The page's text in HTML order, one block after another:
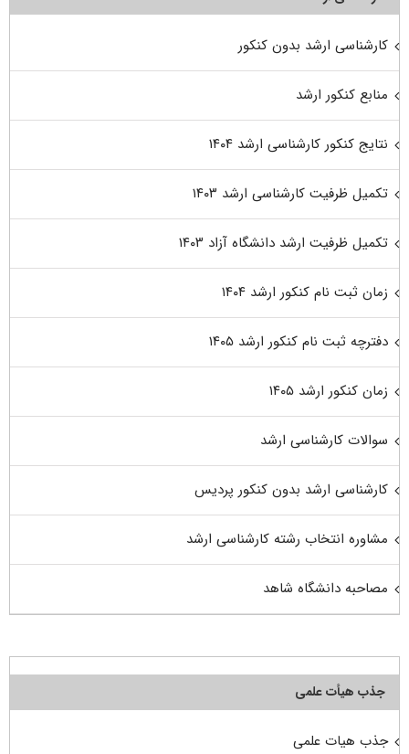
کارشناسی ارشد بدون کنکور
منابع کنکور ارشد
نتایج کنکور کارشناسی ارشد ۱۴۰۴
تکمیل ظرفیت کارشناسی ارشد ۱۴۰۳
تکمیل ظرفیت ارشد دانشگاه آزاد ۱۴۰۳
زمان ثبت نام کنکور ارشد ۱۴۰۴
دفترچه ثبت نام کنکور ارشد ۱۴۰۵
زمان کنکور ارشد ۱۴۰۵
سوالات کارشناسی ارشد
کارشناسی ارشد بدون کنکور پردیس
مشاوره انتخاب رشته کارشناسی ارشد
مصاحبه دانشگاه شاهد
جذب هیأت علمی
جذب هیات علمی